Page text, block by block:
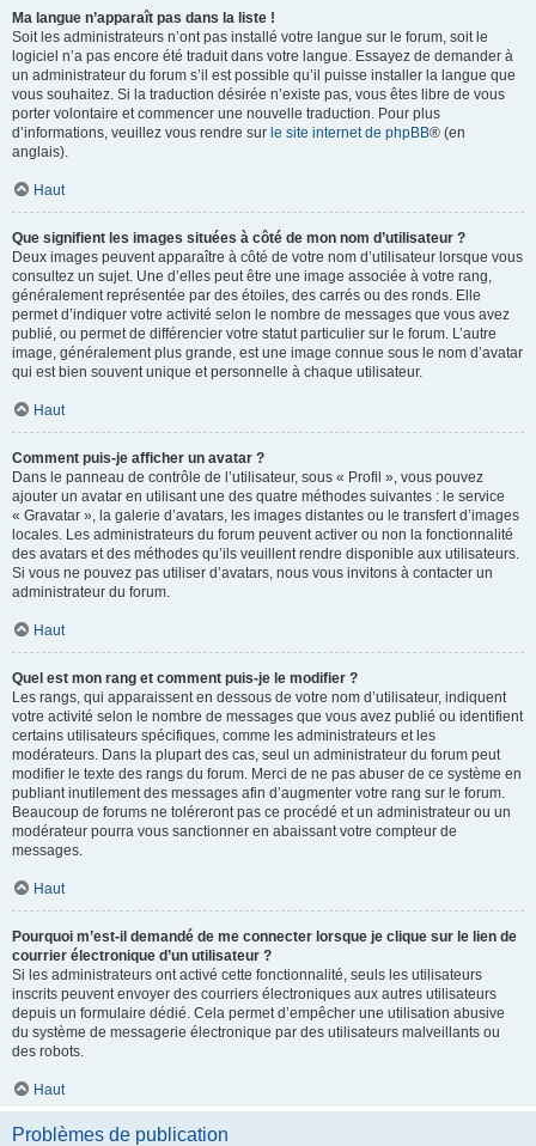
Ma langue n’apparaît pas dans la liste !
Soit les administrateurs n’ont pas installé votre langue sur le forum, soit le
logiciel n’a pas encore été traduit dans votre langue. Essayez de demander à
un administrateur du forum s’il est possible qu’il puisse installer la langue que
vous souhaitez. Si la traduction désirée n’existe pas, vous êtes libre de vous
porter volontaire et commencer une nouvelle traduction. Pour plus
d’informations, veuillez vous rendre sur le site internet de phpBB® (en
anglais).
Haut
Que signifient les images situées à côté de mon nom d’utilisateur ?
Deux images peuvent apparaître à côté de votre nom d’utilisateur lorsque vous
consultez un sujet. Une d’elles peut être une image associée à votre rang,
généralement représentée par des étoiles, des carrés ou des ronds. Elle
permet d’indiquer votre activité selon le nombre de messages que vous avez
publié, ou permet de différencier votre statut particulier sur le forum. L’autre
image, généralement plus grande, est une image connue sous le nom d’avatar
qui est bien souvent unique et personnelle à chaque utilisateur.
Haut
Comment puis-je afficher un avatar ?
Dans le panneau de contrôle de l’utilisateur, sous « Profil », vous pouvez
ajouter un avatar en utilisant une des quatre méthodes suivantes : le service
« Gravatar », la galerie d’avatars, les images distantes ou le transfert d’images
locales. Les administrateurs du forum peuvent activer ou non la fonctionnalité
des avatars et des méthodes qu’ils veuillent rendre disponible aux utilisateurs.
Si vous ne pouvez pas utiliser d’avatars, nous vous invitons à contacter un
administrateur du forum.
Haut
Quel est mon rang et comment puis-je le modifier ?
Les rangs, qui apparaissent en dessous de votre nom d’utilisateur, indiquent
votre activité selon le nombre de messages que vous avez publié ou identifient
certains utilisateurs spécifiques, comme les administrateurs et les
modérateurs. Dans la plupart des cas, seul un administrateur du forum peut
modifier le texte des rangs du forum. Merci de ne pas abuser de ce système en
publiant inutilement des messages afin d’augmenter votre rang sur le forum.
Beaucoup de forums ne toléreront pas ce procédé et un administrateur ou un
modérateur pourra vous sanctionner en abaissant votre compteur de
messages.
Haut
Pourquoi m’est-il demandé de me connecter lorsque je clique sur le lien de
courrier électronique d’un utilisateur ?
Si les administrateurs ont activé cette fonctionnalité, seuls les utilisateurs
inscrits peuvent envoyer des courriers électroniques aux autres utilisateurs
depuis un formulaire dédié. Cela permet d’empêcher une utilisation abusive
du système de messagerie électronique par des utilisateurs malveillants ou
des robots.
Haut
Problèmes de publication